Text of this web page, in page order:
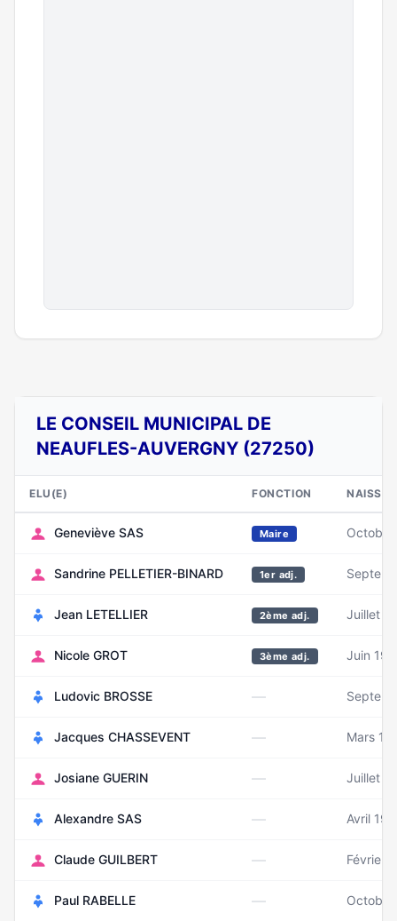
LE CONSEIL MUNICIPAL DE
NEAUFLES-AUVERGNY (27250)
ELU(E) FONCTION
Geneviève SAS Maire
Sandrine PELLETIER-BINARD 1er adj.
Jean LETELLIER 2ème adj. Juillet
Nicole GROT 3ème adj. Juin
Ludovic BROSSE —
Jacques CHASSEVENT — Mars
Josiane GUERIN — Juillet
Alexandre SAS — Avril
Claude GUILBERT — Février
Paul RABELLE —